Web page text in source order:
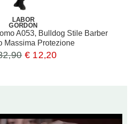
LABOR
GORDON
A053, Bulldog Stile Barber
Massima Protezione
€12,20